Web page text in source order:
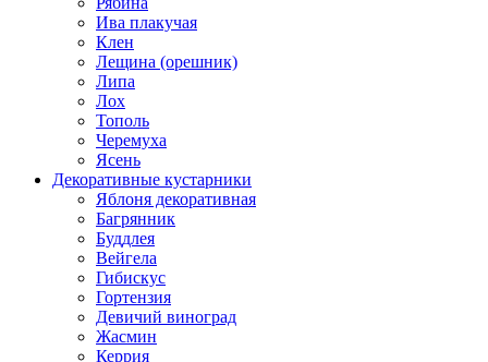
Ива плакучая
Клен
Лещина (орешник)
Липа
Лох
Тополь
Черемуха
Ясень
Декоративные кустарники
Яблоня декоративная
Багрянник
Буддлея
Вейгела
Гибискус
Гортензия
Девичий виноград
Жасмин
Керрия